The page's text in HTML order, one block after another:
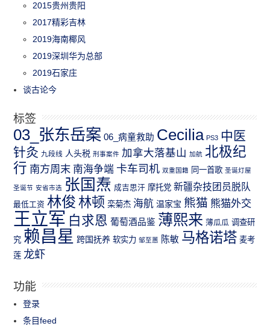
2015贵州贵阳
2017精彩吉林
2019海南椰风
2019深圳华为总部
2019石家庄
谈古论今
标签
03_张东岳案 06_病童救助 Cecilia PS3 中医
针灸 九段线 人头税 刑事案件 加拿大落基山 加航 北极纪
行 南方周末 南海争端 卡车司机 双重国籍 同一首歌 圣诞灯屋
圣诞节 安省市选 张国焘 成吉思汗 摩托党 新疆杂技团员脱队
最低工资 林俊 林顿 栾菊杰 海航 温家宝 熊猫 熊猫外交
王立军 白求恩 葡萄酒品鉴 薄熙来 薄瓜瓜 调查研
究 赖昌星 跨国抚养 软实力 邹至蕙 陈敏 马格诺塔 麦考
莲 龙虾
功能
登录
条目feed